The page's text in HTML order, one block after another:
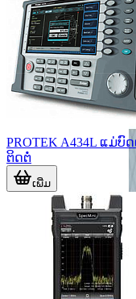
PROTEK A434L ແມ່ບົ
ຕິດຕໍ່
ເພີ່ມ